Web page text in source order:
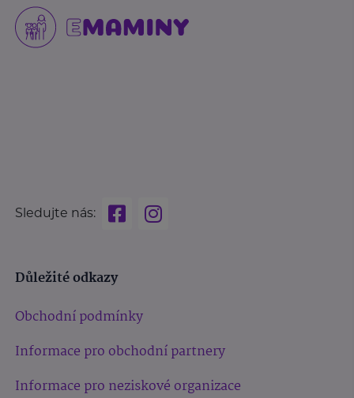
Sledujte nás:
Důležité odkazy
Obchodní podmínky
Informace pro obchodní partnery
Informace pro neziskové organizace